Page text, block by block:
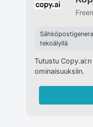
tekoälyllä
Tutustu
ominaisuuksiin.